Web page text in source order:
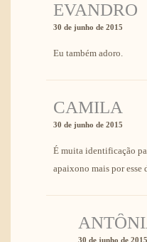
EVANDRO
30 de junho de 2015
Eu também adoro.
CAMILA
30 de junho de 2015
É muita identificação
apaixono mais por esse
30 de junho de 2015